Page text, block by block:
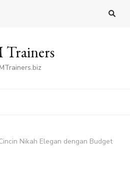
Trainers
Nikah Elegan dengan Budget